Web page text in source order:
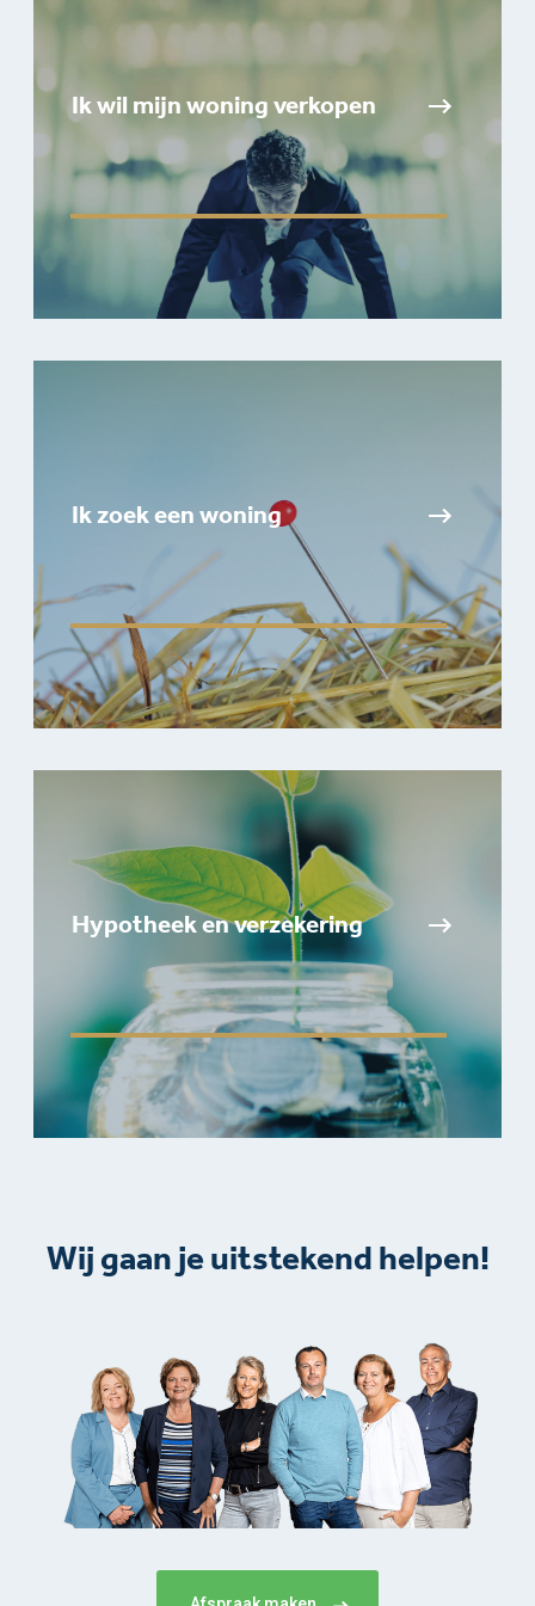
Ik wil mijn woning verkopen
Ik zoek een woning
Hypotheek en verzekering
Wij gaan je uitstekend helpen!​